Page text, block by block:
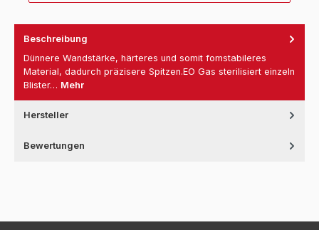
Beschreibung
Dünnere Wandstärke, härteres und somit fomstabileres
Material, dadurch präzisere Spitzen.EO Gas sterilisiert einzeln
Blister… Mehr
Hersteller
Bewertungen